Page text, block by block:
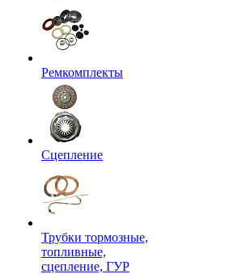
Ремкомплекты
Сцепление
Трубки тормозные,
топливные,
сцепление, ГУР